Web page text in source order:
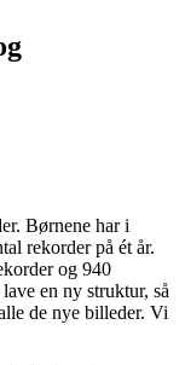
Børnene har i
rekorder på ét år.
og 940
en ny struktur, så
de nye billeder. Vi